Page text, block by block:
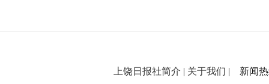
上饶日报社简介 | 关于我们 | 新闻热